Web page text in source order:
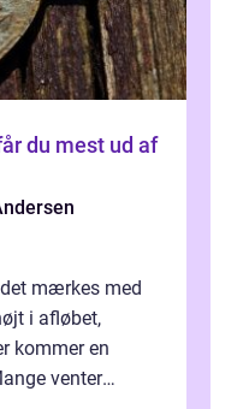
mærkes med
i afløbet,
kommer en
venter